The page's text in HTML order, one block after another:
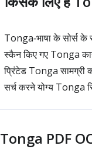
Tonga‑भाषा के सोर्स के
स्कैन किए गए Tonga
प्रिंटेड Tonga सामग्री
सर्च करने योग्य Tonga
Tonga PDF